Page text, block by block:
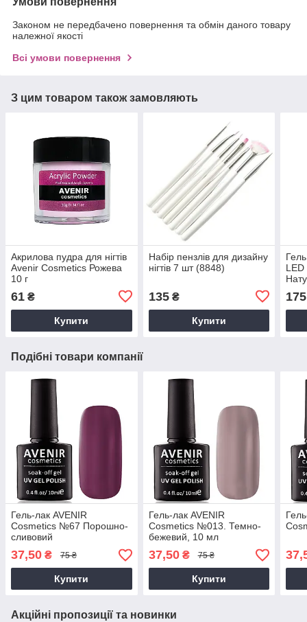
Законом не передбачено повернення та обмін даного товару
належної якості
Всі умови повернення
З цим товаром також замовляють
Акрилова пудра для нігтів
Avenir Cosmetics Рожева
10 г
61 ₴
Купити
Набір пензлів для дизайну
нігтів 7 шт (8848)
135₴
Купити
175
Подібні товари компанії
Гель-лак AVENIR
Cosmetics №67 Порошно-
сливовий
37,50 ₴ 75 ₴
Купити
Гель-лак AVENIR
Cosmetics №013. Темно-
бежевий, 10 мл
37,50₴ 75 ₴
Купити
Акційні пропозиції та новинки